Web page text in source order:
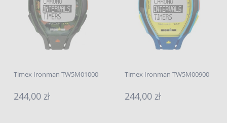
Timex Ironman TW5M01000
244,00 zł
Timex Ironman TW5M00900
244,00 zł